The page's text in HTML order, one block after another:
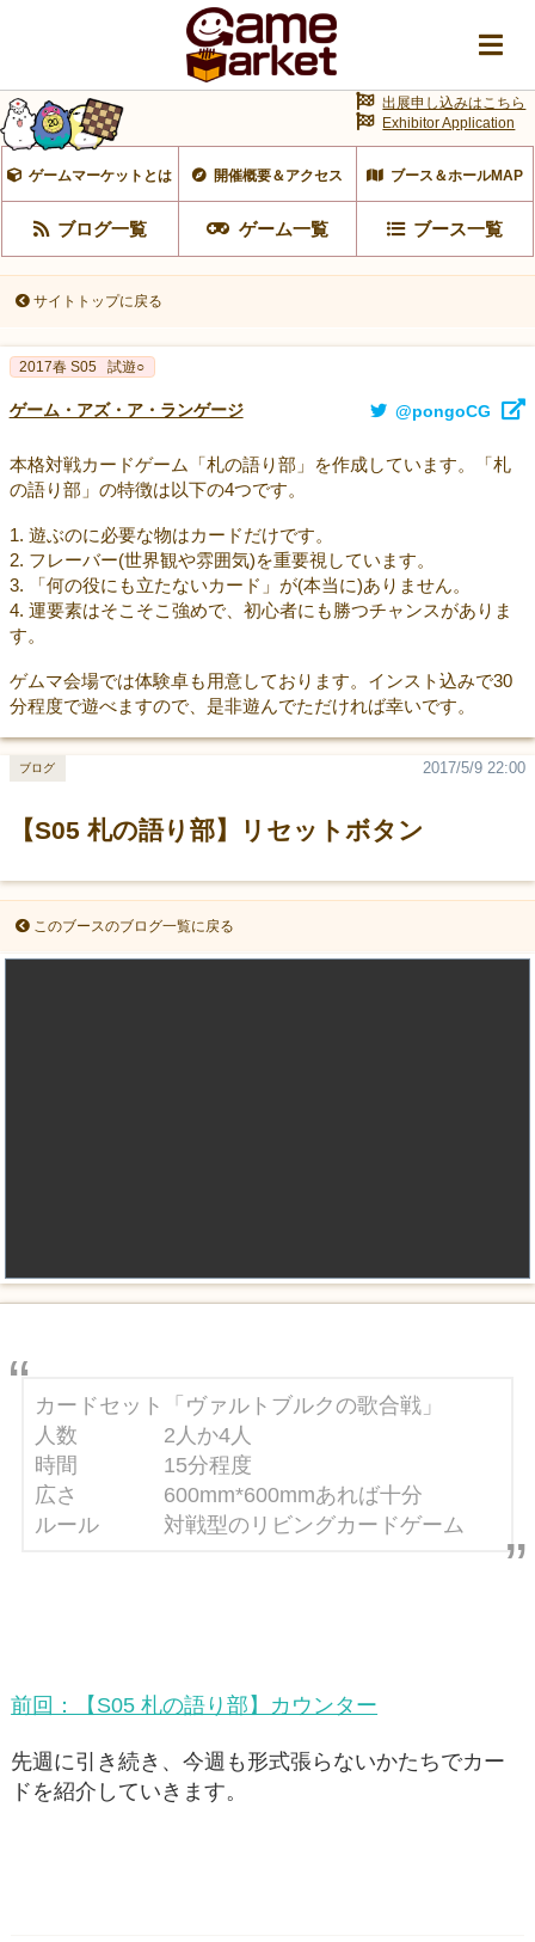
ゲームマーケットとは 開催概要＆アクセス ブース＆ホールMAP
ブログ一覧 ゲーム一覧 ブース一覧
出展申し込みはこちら
Exhibitor Application
サイトトップに戻る
2017春 S05 試遊○
ゲーム・アズ・ア・ランゲージ @pongoCG
本格対戦カードゲーム「札の語り部」を作成しています。「札
の語り部」の特徴は以下の4つです。
1. 遊ぶのに必要な物はカードだけです。
2. フレーバー(世界観や雰囲気)を重要視しています。
3. 「何の役にも立たないカード」が(本当に)ありません。
4. 運要素はそこそこ強めで、初心者にも勝つチャンスがありま
す。
ゲムマ会場では体験卓も用意しております。インスト込みで30
分程度で遊べますので、是非遊んでただければ幸いです。
【S05 札の語り部】リセットボタン
2017/5/9 22:00
ブログ
このブースのブログ一覧に戻る
カードセット「ヴァルトブルクの歌合戦」
人数 2人か4人
時間 15分程度
広さ 600mm*600mmあれば十分
ルール 対戦型のリビングカードゲーム
前回：【S05 札の語り部】カウンター
先週に引き続き、今週も形式張らないかたちでカー
ドを紹介していきます。